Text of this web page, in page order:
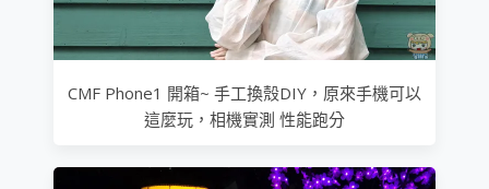
CMF Phone1 開箱~ 手工換殼DIY，原來手機可以
這麼玩，相機實測 性能跑分